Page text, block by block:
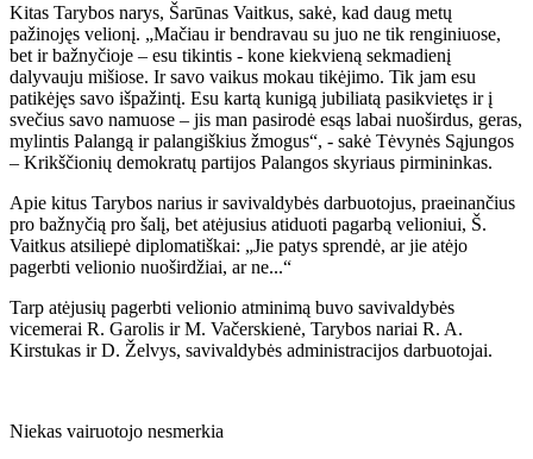
Kitas Tarybos narys, Šarūnas Vaitkus, sakė, kad daug metų
pažinojęs velionį. „Mačiau ir bendravau su juo ne tik renginiuose,
bet ir bažnyčioje – esu tikintis - kone kiekvieną sekmadienį
dalyvauju mišiose. Ir savo vaikus mokau tikėjimo. Tik jam esu
patikėjęs savo išpažintį. Esu kartą kunigą jubiliatą pasikvietęs ir į
svečius savo namuose – jis man pasirodė esąs labai nuoširdus, geras,
mylintis Palangą ir palangiškius žmogus“, - sakė Tėvynės Sąjungos
– Krikščionių demokratų partijos Palangos skyriaus pirmininkas.
Apie kitus Tarybos narius ir savivaldybės darbuotojus, praeinančius
pro bažnyčią pro šalį, bet atėjusius atiduoti pagarbą velioniui, Š.
Vaitkus atsiliepė diplomatiškai: „Jie patys sprendė, ar jie atėjo
pagerbti velionio nuoširdžiai, ar ne...“
Tarp atėjusių pagerbti velionio atminimą buvo savivaldybės
vicemerai R. Garolis ir M. Vačerskienė, Tarybos nariai R. A.
Kirstukas ir D. Želvys, savivaldybės administracijos darbuotojai.
Niekas vairuotojo nesmerkia